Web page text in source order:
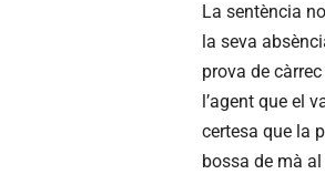
La sentència
la seva
prova de
l’agent que el
certesa que la
bossa de mà